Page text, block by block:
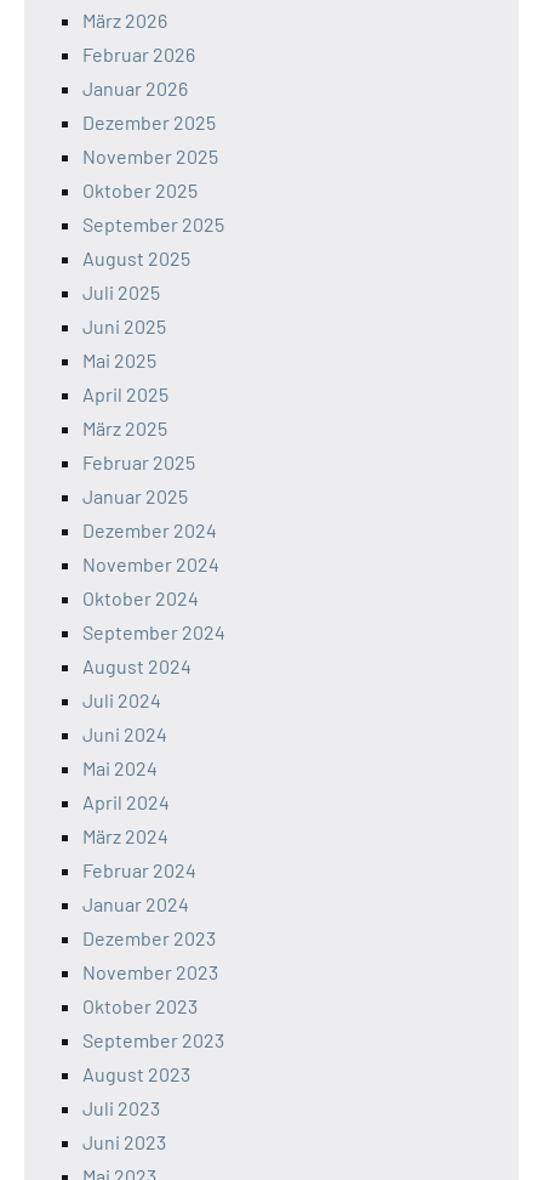
März 2026
Februar 2026
Januar 2026
Dezember 2025
November 2025
Oktober 2025
September 2025
August 2025
Juli 2025
Juni 2025
Mai 2025
April 2025
März 2025
Februar 2025
Januar 2025
Dezember 2024
November 2024
Oktober 2024
September 2024
August 2024
Juli 2024
Juni 2024
Mai 2024
April 2024
März 2024
Februar 2024
Januar 2024
Dezember 2023
November 2023
Oktober 2023
September 2023
August 2023
Juli 2023
Juni 2023